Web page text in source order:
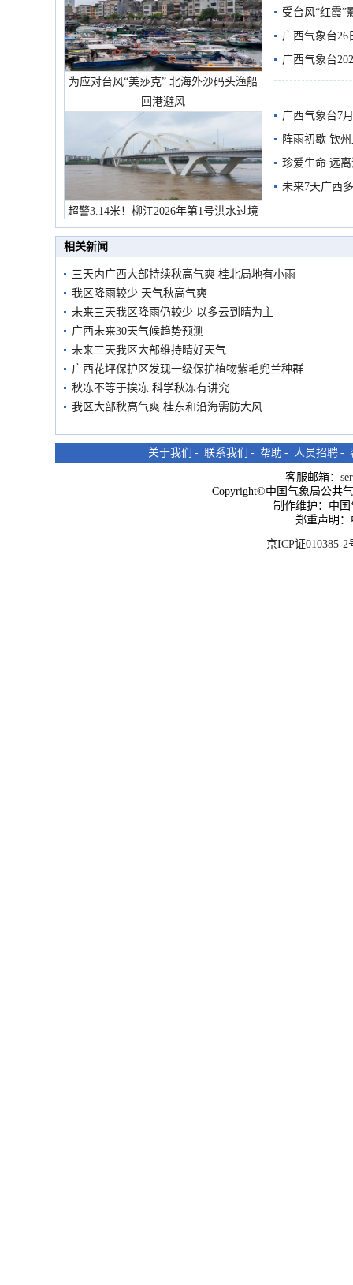
为应对台风“美莎克” 北海外沙码头渔船
回港避风
超警3.14米！柳江2026年第1号洪水过境
市民在堤岸见证汛况
受台风“红霞”
有较强降雨
广西气象台26
广西气象台
预警
广西气象台7
阵雨初歇 钦
珍爱生命 远
未来7天广西
相关新闻
三天内广西大部持续秋高气爽 桂北局地有小雨
我区降雨较少 天气秋高气爽
未来三天我区降雨仍较少 以多云到晴为主
广西未来30天气候趋势预测
未来三天我区大部维持晴好天气
广西花坪保护区发现一级保护植物紫毛兜兰种群
秋冻不等于挨冻 科学秋冻有讲究
我区大部秋高气爽 桂东和沿海需防大风
关于我们 - 联系我们 - 帮助 - 人员招聘 -
客服邮箱：
Copyright©中国气象局公共
制作维护：中
郑重声明
京ICP证010385-2